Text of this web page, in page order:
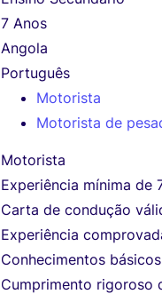
7 Anos
Angola
Português
Motorista
Motorista de
Motorista
Experiência mínima de
Carta de condução
Experiência
Conhecimentos
Cumprimento rigoroso